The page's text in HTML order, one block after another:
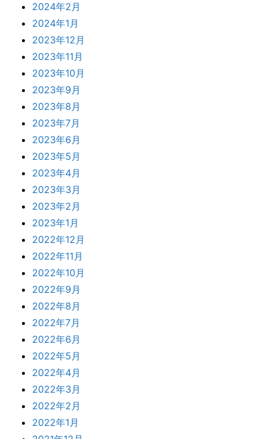
2024年2月
2024年1月
2023年12月
2023年11月
2023年10月
2023年9月
2023年8月
2023年7月
2023年6月
2023年5月
2023年4月
2023年3月
2023年2月
2023年1月
2022年12月
2022年11月
2022年10月
2022年9月
2022年8月
2022年7月
2022年6月
2022年5月
2022年4月
2022年3月
2022年2月
2022年1月